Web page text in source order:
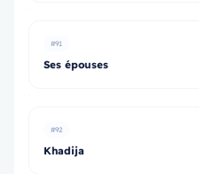
#91
Ses épouses
#92
Khadija